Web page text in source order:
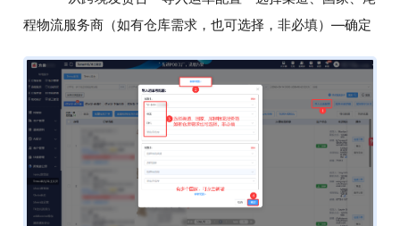
程物流服务商（如有仓库需求，也可选择，非必填）—确定